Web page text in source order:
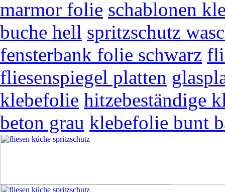
marmor folie schablonen
buche hell spritzschutz
fensterbank folie schwarz
fliesenspiegel platten
klebefolie hitzebeständige
beton grau klebefolie bunt